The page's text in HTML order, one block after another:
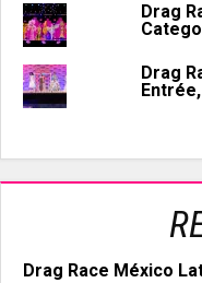
Drag
Drag
Drag Race México